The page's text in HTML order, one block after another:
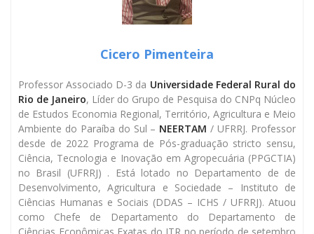
Cicero Pimenteira
Professor Associado D-3 da Universidade Federal Rural do
Rio de Janeiro, Líder do Grupo de Pesquisa do CNPq Núcleo
de Estudos Economia Regional, Território, Agricultura e Meio
Ambiente do Paraíba do Sul – NEERTAM / UFRRJ. Professor
desde de 2022 Programa de Pós-graduação stricto sensu,
Ciência, Tecnologia e Inovação em Agropecuária (PPGCTIA)
no Brasil (UFRRJ) . Está lotado no Departamento de de
Desenvolvimento, Agricultura e Sociedade – Instituto de
Ciências Humanas e Sociais (DDAS – ICHS / UFRRJ). Atuou
como Chefe de Departamento do Departamento de